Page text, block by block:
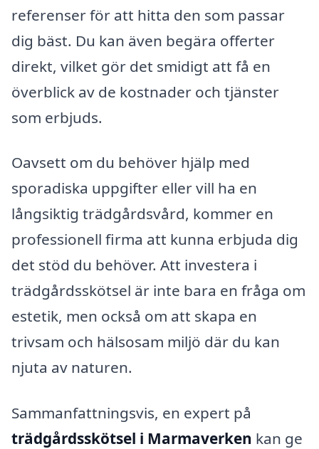
referenser för att hitta den som passar
dig bäst. Du kan även begära offerter
direkt, vilket gör det smidigt att få en
överblick av de kostnader och tjänster
som erbjuds.
Oavsett om du behöver hjälp med
sporadiska uppgifter eller vill ha en
långsiktig trädgårdsvård, kommer en
professionell firma att kunna erbjuda dig
det stöd du behöver. Att investera i
trädgårdsskötsel är inte bara en fråga om
estetik, men också om att skapa en
trivsam och hälsosam miljö där du kan
njuta av naturen.
Sammanfattningsvis, en expert på
trädgårdsskötsel i Marmaverken kan ge